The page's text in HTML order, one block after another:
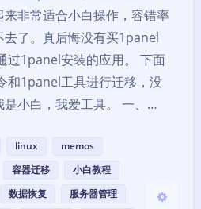
Sans Serif
浅阴影 深阴影
非常适合小白操作，容错率
了。真后悔没有买1panel
过1panel安装的应用。 下面
和1panel工具进行迁移，没
小白，我爱工具。 一、…
linux
memos
容器迁移
小白教程
数据恢复 服务器管理